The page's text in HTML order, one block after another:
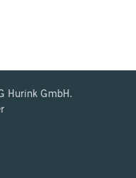
Hurink GmbH.